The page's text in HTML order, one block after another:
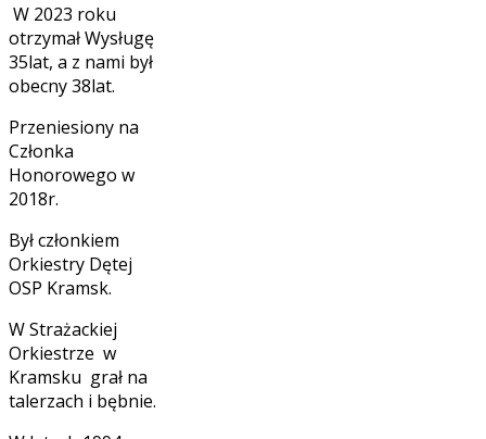
W 2023 roku
otrzymał Wysługę
35lat, a z nami był
obecny 38lat.
Przeniesiony na
Członka
Honorowego w
2018r.
Był członkiem
Orkiestry Dętej
OSP Kramsk.
W Strażackiej
Orkiestrze w
Kramsku grał na
talerzach i bębnie.